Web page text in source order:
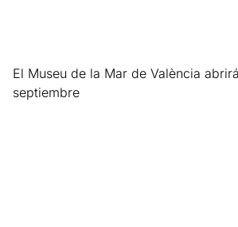
El Museu de la Mar de València
septiembre